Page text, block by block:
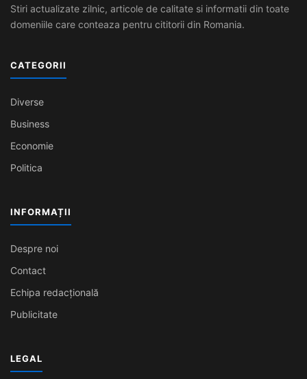
Stiri actualizate zilnic, articole de calitate si informatii din toate
domeniile care conteaza pentru cititorii din Romania.
CATEGORII
Diverse
Business
Economie
Politica
INFORMAȚII
Despre noi
Contact
Echipa redacțională
Publicitate
LEGAL